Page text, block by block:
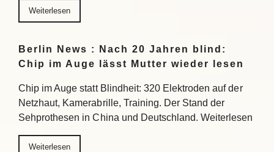
Weiterlesen
Berlin News : Nach 20 Jahren blind:
Chip im Auge lässt Mutter wieder lesen
Chip im Auge statt Blindheit: 320 Elektroden auf der
Netzhaut, Kamerabrille, Training. Der Stand der
Sehprothesen in China und Deutschland. Weiterlesen
Weiterlesen